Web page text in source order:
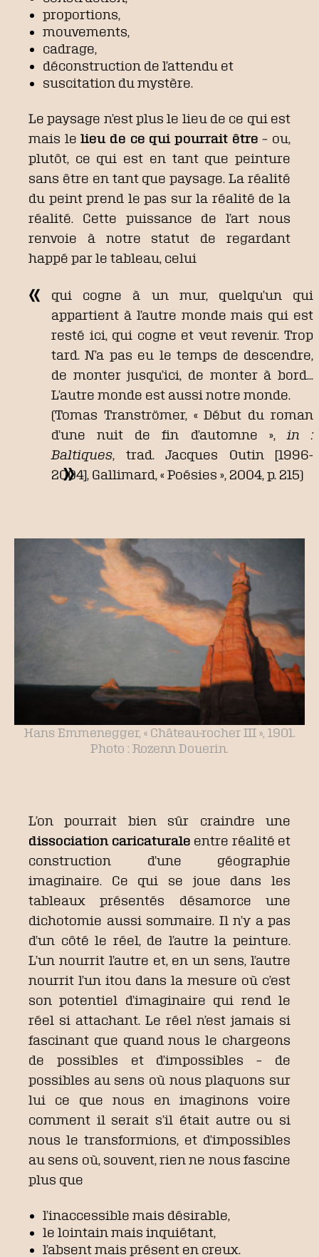
proportions,
mouvements,
cadrage,
déconstruction de l’attendu et
suscitation du mystère.
Le paysage n’est plus le lieu de ce qui est
mais lelieu de ce qui pourrait être – ou,
plutôt, ce qui est en tant que peinture
sans être en tant que paysage. La réalité
du peint prend le pas sur la réalité de la
réalité. Cette puissance de l’art nous
renvoie à notre statut de regardant
happé par le tableau, celui
qui cogne à un mur, quelqu’un qui
appartient à l’autre monde mais qui est
resté ici, qui cogne et veut revenir. Trop
tard. N’a pas eu le temps de descendre,
de monter jusqu’ici, de monter à bord…
L’autre monde est aussi notre monde.
(Tomas Tranströmer, « Début du roman
d’une nuit de fin d’automne », in :
Baltiques, trad. Jacques Outin [1996-
2004], Gallimard, « Poésies », 2004, p. 215)
Hans Emmenegger, « Château-rocher III », 1901.
Photo : Rozenn Douerin.
L’on pourrait bien sûr craindre une
dissociation caricaturale entre réalité et
construction d’une géographie
imaginaire. Ce qui se joue dans les
tableaux présentés désamorce une
dichotomie aussi sommaire. Il n’y a pas
d’un côté le réel, de l’autre la peinture.
L’un nourrit l’autre et, en un sens, l’autre
nourrit l’un itou dans la mesure où c’est
son potentiel d’imaginaire qui rend le
réel si attachant. Le réel n’est jamais si
fascinant que quand nous le chargeons
de possibles et d’impossibles – de
possibles au sens où nous plaquons sur
lui ce que nous en imaginons voire
comment il serait s’il était autre ou si
nous le transformions, et d’impossibles
au sens où, souvent, rien ne nous fascine
plus que
l’inaccessible mais désirable,
le lointain mais inquiétant,
l’absent mais présent en creux.